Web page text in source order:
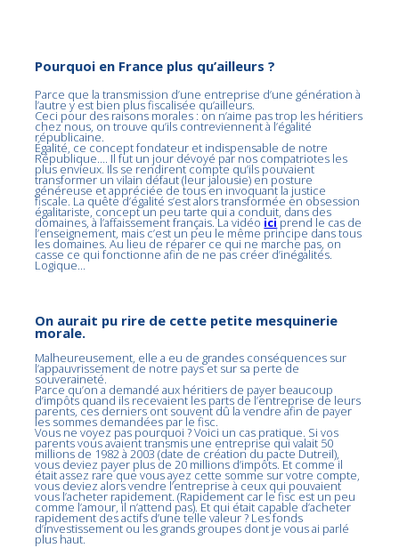
Pourquoi en France plus qu’ailleurs ?
Parce que la transmission d’une entreprise d’une génération à
l’autre y est bien plus fiscalisée qu’ailleurs.
Ceci pour des raisons morales : on n’aime pas trop les héritiers
chez nous, on trouve qu’ils contreviennent à l’égalité
républicaine.
Égalité, ce concept fondateur et indispensable de notre
République…. Il fut un jour dévoyé par nos compatriotes les
plus envieux. Ils se rendirent compte qu’ils pouvaient
transformer un vilain défaut (leur jalousie) en posture
généreuse et appréciée de tous en invoquant la justice
fiscale. La quête d’égalité s’est alors transformée en obsession
égalitariste, concept un peu tarte qui a conduit, dans des
domaines, à l’affaissement français. La vidéo iciprend le cas de
l’enseignement, mais c’est un peu le même principe dans tous
les domaines. Au lieu de réparer ce qui ne marche pas, on
casse ce qui fonctionne afin de ne pas créer d’inégalités.
Logique…
On aurait pu rire de cette petite mesquinerie
morale.
Malheureusement, elle a eu de grandes conséquences sur
l’appauvrissement de notre pays et sur sa perte de
souveraineté.
Parce qu’on a demandé aux héritiers de payer beaucoup
d’impôts quand ils recevaient les parts de l’entreprise de leurs
parents, ces derniers ont souvent dû la vendre afin de payer
les sommes demandées par le fisc.
Vous ne voyez pas pourquoi ? Voici un cas pratique. Si vos
parents vous avaient transmis une entreprise qui valait 50
millions de 1982 à 2003 (date de création du pacte Dutreil),
vous deviez payer plus de 20 millions d’impôts. Et comme il
était assez rare que vous ayez cette somme sur votre compte,
vous deviez alors vendre l’entreprise à ceux qui pouvaient
vous l’acheter rapidement. (Rapidement car le fisc est un peu
comme l’amour, il n’attend pas). Et qui était capable d’acheter
rapidement des actifs d’une telle valeur ? Les fonds
d’investissement ou les grands groupes dont je vous ai parlé
plus haut.